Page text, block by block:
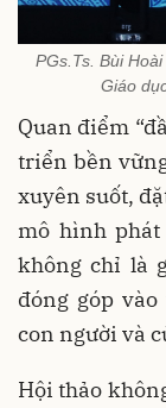
PGs.Ts. Bùi
Giáo
Quan điểm
triển bền
xuyên suốt,
mô hình
không chỉ là
đóng góp
con người và
Hội thảo